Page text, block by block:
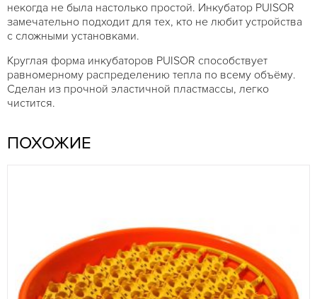
некогда не была настолько простой. Инкубатор PUISOR
замечательно подходит для тех, кто не любит устройства
с сложными установками.
Круглая форма инкубаторов PUISOR способствует
равномерному распределению тепла по всему объёму.
Сделан из прочной эластичной пластмассы, легко
чистится.
ПОХОЖИЕ